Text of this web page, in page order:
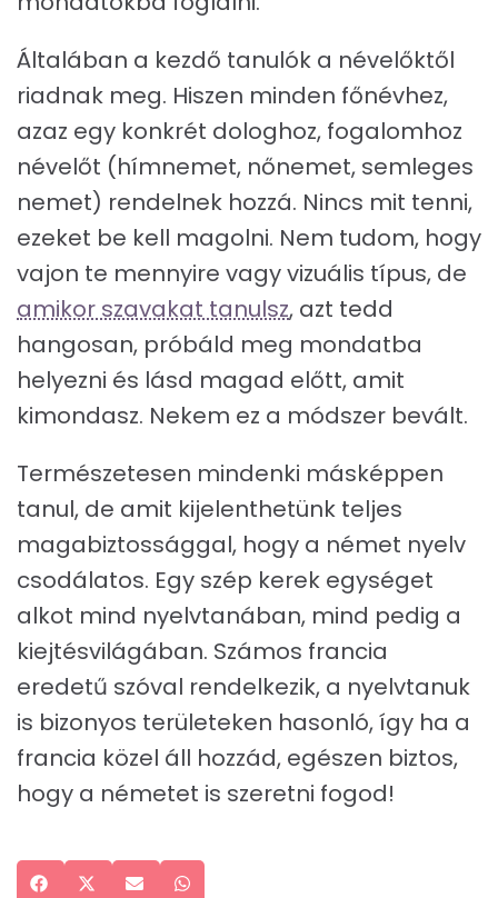
Általában a kezdő tanulók a névelőktől
riadnak meg. Hiszen minden főnévhez,
azaz egy konkrét dologhoz, fogalomhoz
névelőt (hímnemet, nőnemet, semleges
nemet) rendelnek hozzá. Nincs mit tenni,
ezeket be kell magolni. Nem tudom, hogy
vajon te mennyire vagy vizuális típus, de
amikor szavakat tanulsz, azt tedd
hangosan, próbáld meg mondatba
helyezni és lásd magad előtt, amit
kimondasz. Nekem ez a módszer bevált.
Természetesen mindenki másképpen
tanul, de amit kijelenthetünk teljes
magabiztossággal, hogy a német nyelv
csodálatos. Egy szép kerek egységet
alkot mind nyelvtanában, mind pedig a
kiejtésvilágában. Számos francia
eredetű szóval rendelkezik, a nyelvtanuk
is bizonyos területeken hasonló, így ha a
francia közel áll hozzád, egészen biztos,
hogy a németet is szeretni fogod!
Share
Facebook
Share
Share
Email